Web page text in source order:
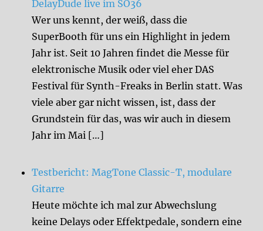
DelayDude live im SO36
Wer uns kennt, der weiß, dass die
SuperBooth für uns ein Highlight in jedem
Jahr ist. Seit 10 Jahren findet die Messe für
elektronische Musik oder viel eher DAS
Festival für Synth-Freaks in Berlin statt. Was
viele aber gar nicht wissen, ist, dass der
Grundstein für das, was wir auch in diesem
Jahr im Mai […]
Testbericht: MagTone Classic-T, modulare
Gitarre
Heute möchte ich mal zur Abwechslung
keine Delays oder Effektpedale, sondern eine